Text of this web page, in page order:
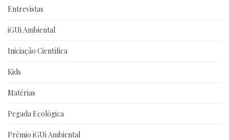
Entrevistas
iGUi Ambiental
Iniciação Científica
Kids
Matérias
Pegada Ecológica
Prêmio iGUi Ambiental